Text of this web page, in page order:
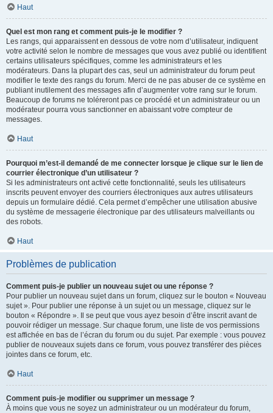
Haut
Quel est mon rang et comment puis-je le modifier ?
Les rangs, qui apparaissent en dessous de votre nom d’utilisateur, indiquent
votre activité selon le nombre de messages que vous avez publié ou identifient
certains utilisateurs spécifiques, comme les administrateurs et les
modérateurs. Dans la plupart des cas, seul un administrateur du forum peut
modifier le texte des rangs du forum. Merci de ne pas abuser de ce système en
publiant inutilement des messages afin d’augmenter votre rang sur le forum.
Beaucoup de forums ne toléreront pas ce procédé et un administrateur ou un
modérateur pourra vous sanctionner en abaissant votre compteur de
messages.
Haut
Pourquoi m’est-il demandé de me connecter lorsque je clique sur le lien de
courrier électronique d’un utilisateur ?
Si les administrateurs ont activé cette fonctionnalité, seuls les utilisateurs
inscrits peuvent envoyer des courriers électroniques aux autres utilisateurs
depuis un formulaire dédié. Cela permet d’empêcher une utilisation abusive
du système de messagerie électronique par des utilisateurs malveillants ou
des robots.
Haut
Problèmes de publication
Comment puis-je publier un nouveau sujet ou une réponse ?
Pour publier un nouveau sujet dans un forum, cliquez sur le bouton « Nouveau
sujet ». Pour publier une réponse à un sujet ou un message, cliquez sur le
bouton « Répondre ». Il se peut que vous ayez besoin d’être inscrit avant de
pouvoir rédiger un message. Sur chaque forum, une liste de vos permissions
est affichée en bas de l’écran du forum ou du sujet. Par exemple : vous pouvez
publier de nouveaux sujets dans ce forum, vous pouvez transférer des pièces
jointes dans ce forum, etc.
Haut
Comment puis-je modifier ou supprimer un message ?
À moins que vous ne soyez un administrateur ou un modérateur du forum,